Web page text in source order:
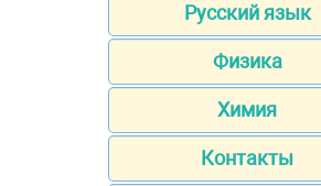
Русский язык
Физика
Химия
Контакты